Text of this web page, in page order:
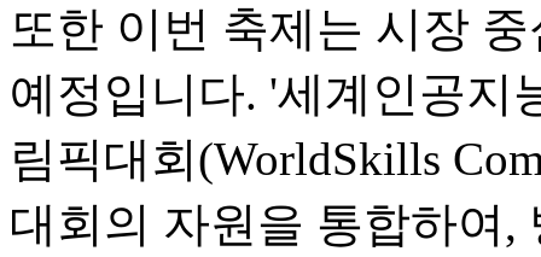
또한 이번 축제는 시장
예정입니다. '세계인공지
림픽대회(WorldSkills
대회의 자원을 통합하여,